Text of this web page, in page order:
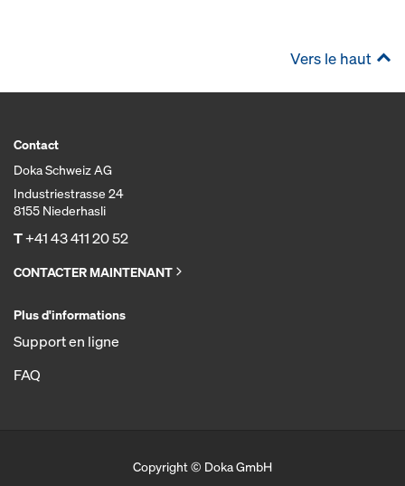
Vers le haut
Contact
Doka Schweiz AG
Industriestrasse 24
8155 Niederhasli
T+41 43 411 20 52
CONTACTER MAINTENANT
Plus d'informations
Support en ligne
FAQ
Copyright © Doka GmbH